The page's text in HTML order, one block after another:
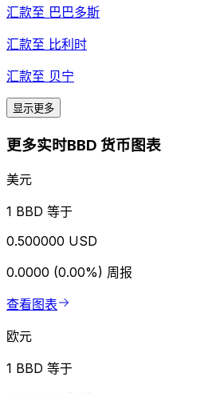
汇款至 巴巴多斯
汇款至 比利时
汇款至 贝宁
显示更多
更多实时BBD 货币图表
美元
1 BBD 等于
0.500000 USD
0.0000 (0.00%) 周报
查看图表
欧元
1 BBD 等于